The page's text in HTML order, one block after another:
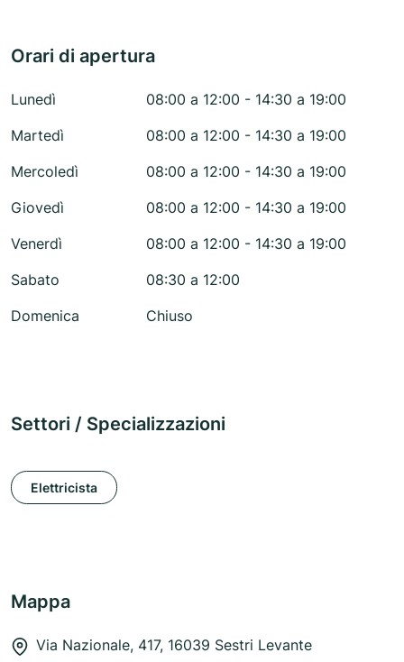
Orari di apertura
Lunedì
08:00 a 12:00 - 14:30 a 19:00
Martedì
08:00 a 12:00 - 14:30 a 19:00
Mercoledì
08:00 a 12:00 - 14:30 a 19:00
Giovedì
08:00 a 12:00 - 14:30 a 19:00
Venerdì
08:00 a 12:00 - 14:30 a 19:00
Sabato
08:30 a 12:00
Domenica
Chiuso
Settori / Specializzazioni
Elettricista
Mappa
Via Nazionale, 417, 16039 Sestri Levante